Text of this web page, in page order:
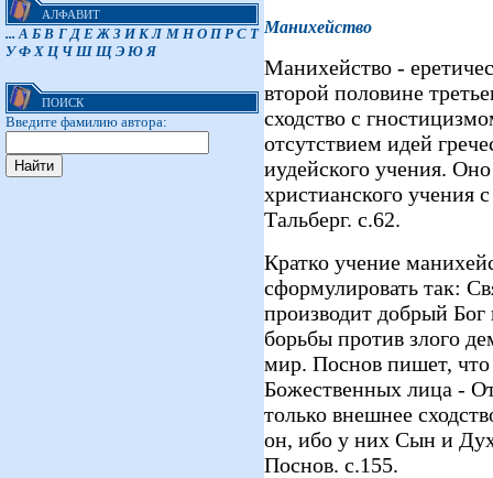
АЛФАВИТ
... А Б В Г Д Е Ж З И К Л М Н О П Р С Т
У Ф Х Ц Ч Ш Щ Э Ю Я
ПОИСК
Введите фамилию автора:
Манихейство
Манихейство -
второй половине
сходство с
отсутствием идей
иудейского учения.
христианского учения
Тальберг. с.62.
Кратко учение
сформулировать так:
производит добрый
борьбы против злого
мир. Поснов пишет,
Божественных лица -
только внешнее
он, ибо у них Сын и
Поснов. с.155.